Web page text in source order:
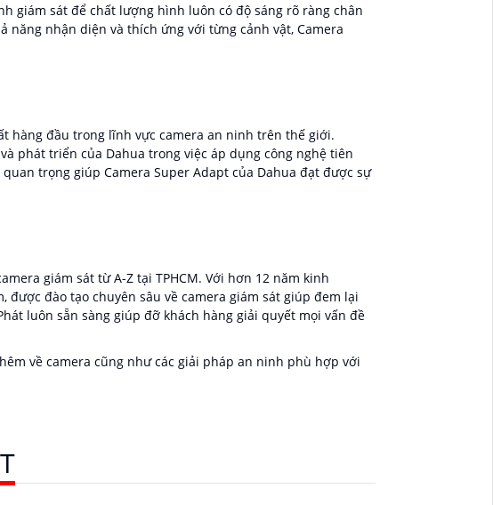
giám sát để chất lượng hình luôn có độ sáng rõ ràng chân
nhận diện và thích ứng với từng cảnh vật, Camera
hàng đầu trong lĩnh vực camera an ninh trên thế giới.
phát triển của Dahua trong việc áp dụng công nghệ tiên
trọng giúp Camera Super Adapt của Dahua đạt được sự
giám sát từ A-Z tại TPHCM. Với hơn 12 năm kinh
đào tạo chuyên sâu về camera giám sát giúp đem lại
luôn sẵn sàng giúp đỡ khách hàng giải quyết mọi vấn đề
về camera cũng như các giải pháp an ninh phù hợp với